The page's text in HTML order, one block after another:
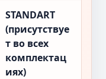
STANDART
(присутствуе
т во всех
комплектац
иях)